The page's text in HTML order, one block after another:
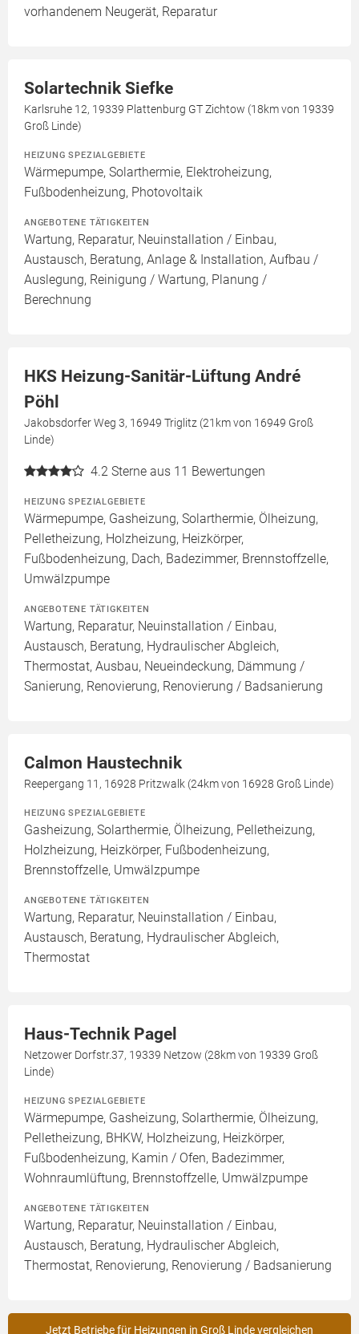
vorhandenem Neugerät, Reparatur
Solartechnik Siefke
Karlsruhe 12, 19339 Plattenburg GT Zichtow (18km von 19339
Groß Linde)
HEIZUNG SPEZIALGEBIETE
Wärmepumpe, Solarthermie, Elektroheizung,
Fußbodenheizung, Photovoltaik
ANGEBOTENE TÄTIGKEITEN
Wartung, Reparatur, Neuinstallation / Einbau,
Austausch, Beratung, Anlage & Installation, Aufbau /
Auslegung, Reinigung / Wartung, Planung /
Berechnung
HKS Heizung-Sanitär-Lüftung André
Pöhl
Jakobsdorfer Weg 3, 16949 Triglitz (21km von 16949 Groß
Linde)
4.2 Sterne aus 11 Bewertungen
HEIZUNG SPEZIALGEBIETE
Wärmepumpe, Gasheizung, Solarthermie, Ölheizung,
Pelletheizung, Holzheizung, Heizkörper,
Fußbodenheizung, Dach, Badezimmer, Brennstoffzelle,
Umwälzpumpe
ANGEBOTENE TÄTIGKEITEN
Wartung, Reparatur, Neuinstallation / Einbau,
Austausch, Beratung, Hydraulischer Abgleich,
Thermostat, Ausbau, Neueindeckung, Dämmung /
Sanierung, Renovierung, Renovierung / Badsanierung
Calmon Haustechnik
Reepergang 11, 16928 Pritzwalk (24km von 16928 Groß Linde)
HEIZUNG SPEZIALGEBIETE
Gasheizung, Solarthermie, Ölheizung, Pelletheizung,
Holzheizung, Heizkörper, Fußbodenheizung,
Brennstoffzelle, Umwälzpumpe
ANGEBOTENE TÄTIGKEITEN
Wartung, Reparatur, Neuinstallation / Einbau,
Austausch, Beratung, Hydraulischer Abgleich,
Thermostat
Haus-Technik Pagel
Netzower Dorfstr.37, 19339 Netzow (28km von 19339 Groß
Linde)
HEIZUNG SPEZIALGEBIETE
Wärmepumpe, Gasheizung, Solarthermie, Ölheizung,
Pelletheizung, BHKW, Holzheizung, Heizkörper,
Fußbodenheizung, Kamin / Ofen, Badezimmer,
Wohnraumlüftung, Brennstoffzelle, Umwälzpumpe
ANGEBOTENE TÄTIGKEITEN
Wartung, Reparatur, Neuinstallation / Einbau,
Austausch, Beratung, Hydraulischer Abgleich,
Thermostat, Renovierung, Renovierung / Badsanierung
Jetzt Betriebe für Heizungen in Groß Linde vergleichen